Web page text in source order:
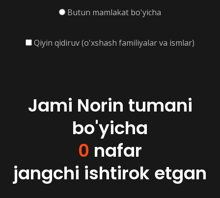
Butun mamlakat bo'yicha
Qiyin qidiruv (o'xshash familiyalar va ismlar)
Jami Norin tumani
bo'yicha
0 nafar
jangchi ishtirok etgan